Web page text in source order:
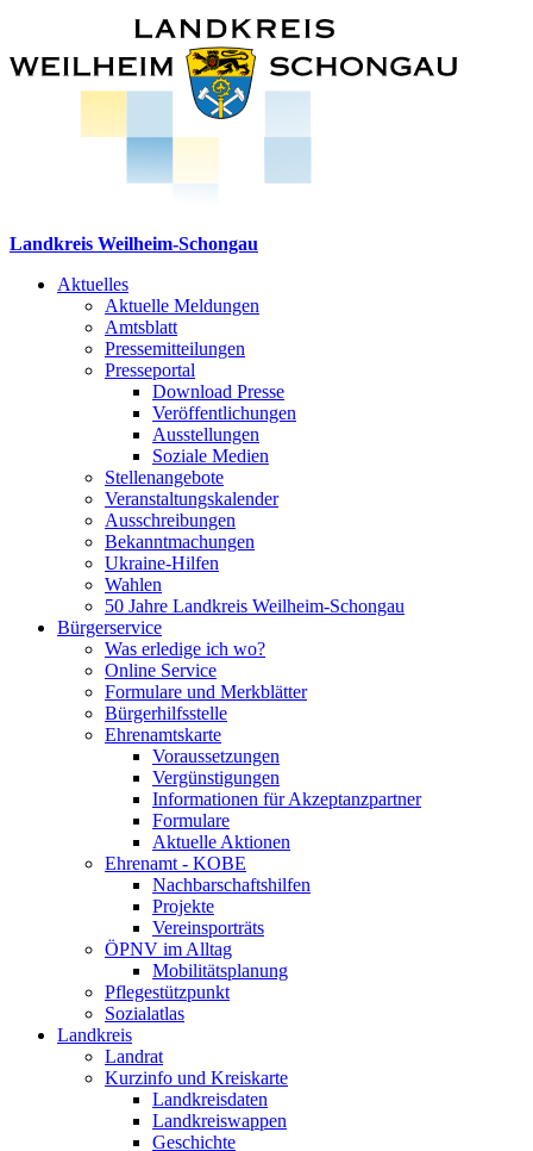
Landkreis Weilheim-Schongau
Aktuelles
Aktuelle Meldungen
Amtsblatt
Pressemitteilungen
Presseportal
Download Presse
Veröffentlichungen
Ausstellungen
Soziale Medien
Stellenangebote
Veranstaltungskalender
Ausschreibungen
Bekanntmachungen
Ukraine-Hilfen
Wahlen
50 Jahre Landkreis Weilheim-Schongau
Bürgerservice
Was erledige ich wo?
Online Service
Formulare und Merkblätter
Bürgerhilfsstelle
Ehrenamtskarte
Voraussetzungen
Vergünstigungen
Informationen für Akzeptanzpartner
Formulare
Aktuelle Aktionen
Ehrenamt - KOBE
Nachbarschaftshilfen
Projekte
Vereinsporträts
ÖPNV im Alltag
Mobilitätsplanung
Pflegestützpunkt
Sozialatlas
Landkreis
Landrat
Kurzinfo und Kreiskarte
Landkreisdaten
Landkreiswappen
Geschichte